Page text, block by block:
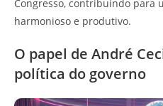
Congresso, contribuindo para
harmonioso e produtivo.
O papel de André
política do governo